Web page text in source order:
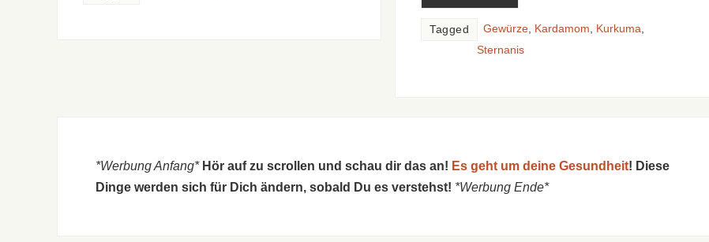
Tagged Gewürze Kardamom Kurkuma
Sternanis
*Werbung Anfang* Hör auf zu scrollen und schau dir das an! Es geht um deine Gesundheit! Diese
Dinge werden sich für Dich ändern, sobald Du es verstehst! *Werbung Ende*